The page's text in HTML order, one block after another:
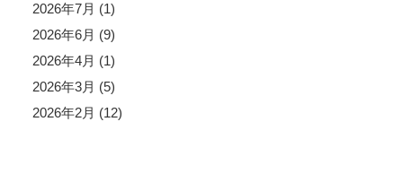
2026年7月 (1)
2026年6月 (9)
2026年4月 (1)
2026年3月 (5)
2026年2月 (12)